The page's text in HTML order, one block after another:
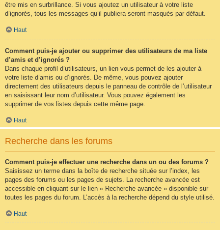
être mis en surbrillance. Si vous ajoutez un utilisateur à votre liste
d’ignorés, tous les messages qu’il publiera seront masqués par défaut.
Haut
Comment puis-je ajouter ou supprimer des utilisateurs de ma liste
d’amis et d’ignorés ?
Dans chaque profil d’utilisateurs, un lien vous permet de les ajouter à
votre liste d’amis ou d’ignorés. De même, vous pouvez ajouter
directement des utilisateurs depuis le panneau de contrôle de l’utilisateur
en saisissant leur nom d’utilisateur. Vous pouvez également les
supprimer de vos listes depuis cette même page.
Haut
Recherche dans les forums
Comment puis-je effectuer une recherche dans un ou des forums ?
Saisissez un terme dans la boîte de recherche située sur l’index, les
pages des forums ou les pages de sujets. La recherche avancée est
accessible en cliquant sur le lien « Recherche avancée » disponible sur
toutes les pages du forum. L’accès à la recherche dépend du style utilisé.
Haut